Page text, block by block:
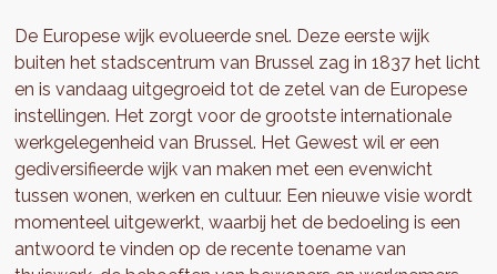
De Europese wijk evolueerde snel. Deze eerste wijk
buiten het stadscentrum van Brussel zag in 1837 het licht
en is vandaag uitgegroeid tot de zetel van de Europese
instellingen. Het zorgt voor de grootste internationale
werkgelegenheid van Brussel. Het Gewest wil er een
gediversifieerde wijk van maken met een evenwicht
tussen wonen, werken en cultuur. Een nieuwe visie wordt
momenteel uitgewerkt, waarbij het de bedoeling is een
antwoord te vinden op de recente toename van